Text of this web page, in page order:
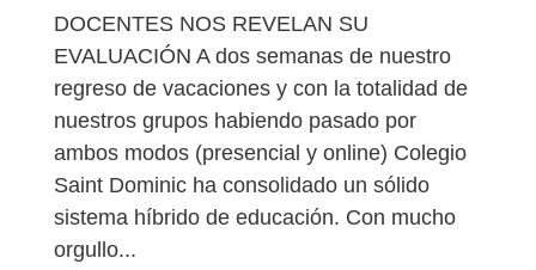
DOCENTES NOS REVELAN SU
EVALUACIÓN A dos semanas de nuestro
regreso de vacaciones y con la totalidad de
nuestros grupos habiendo pasado por
ambos modos (presencial y online) Colegio
Saint Dominic ha consolidado un sólido
sistema híbrido de educación. Con mucho
orgullo...